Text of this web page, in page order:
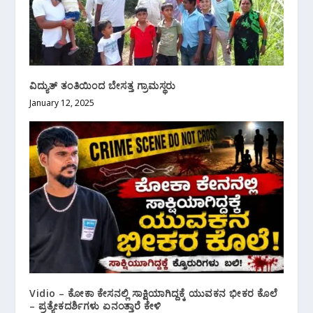
ವಿದ್ಯುತ್ ತಂತಿಯಿಂದ ಬೇಸತ್ತ ಗ್ರಾಮಸ್ಥರು
January 12, 2025
Vidio – ಕೋಕಾ ಕೇಸನಲ್ಲಿ ಸಾಕ್ಷಿಯಾಗಿದ್ದಕ್ಕೆ ಯುವಕನ ಭೀಕರ ಕೊಲೆ
– ಪ್ರತ್ಯೇಕದರ್ಶಿಗಳು ಏನಂತ್ತಾರೆ ಕೇಳಿ